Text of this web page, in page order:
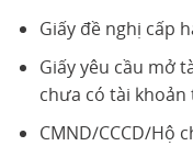
Giấy đề nghị cấp
Giấy yêu cầu mở
chưa có tài khoản
CMND/CCCD/Hộ